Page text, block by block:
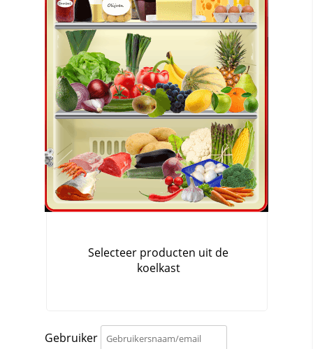
Gebruiker